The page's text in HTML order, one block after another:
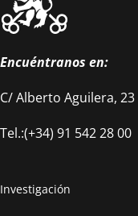
Encuéntranos en:
C/ Alberto Aguilera,
Tel.:(+34) 91 542 28 00
Investigación